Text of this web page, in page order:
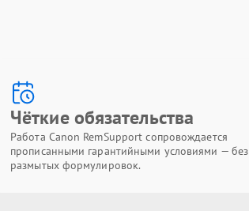
Чёткие обязательства
Работа Canon RemSupport сопровождается
прописанными гарантийными условиями — без
размытых формулировок.